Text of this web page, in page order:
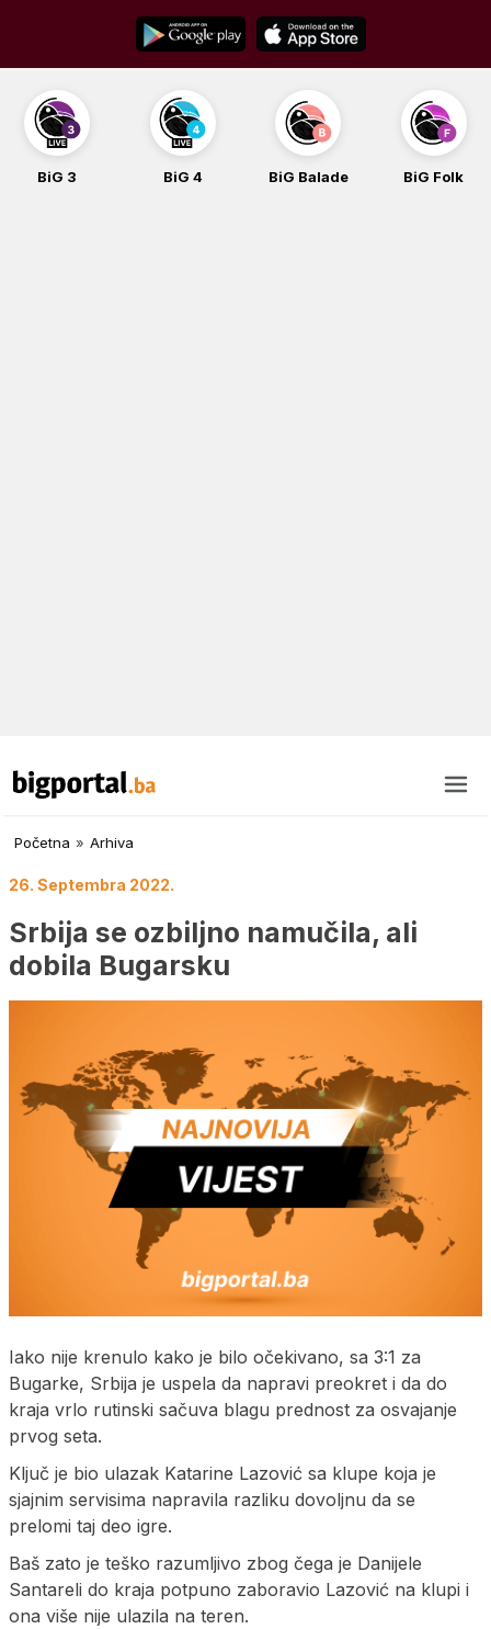
content
BiG 3 BiG 4 BiG Balade BiG Folk
Početna » Arhiva
26. Septembra 2022.
Srbija se ozbiljno namučila, ali
dobila Bugarsku
Iako nije krenulo kako je bilo očekivano, sa 3:1 za
Bugarke, Srbija je uspela da napravi preokret i da do
kraja vrlo rutinski sačuva blagu prednost za osvajanje
prvog seta.
Ključ je bio ulazak Katarine Lazović sa klupe koja je
sjajnim servisima napravila razliku dovoljnu da se
prelomi taj deo igre.
Baš zato je teško razumljivo zbog čega je Danijele
Santareli do kraja potpuno zaboravio Lazović na klupi i
ona više nije ulazila na teren.